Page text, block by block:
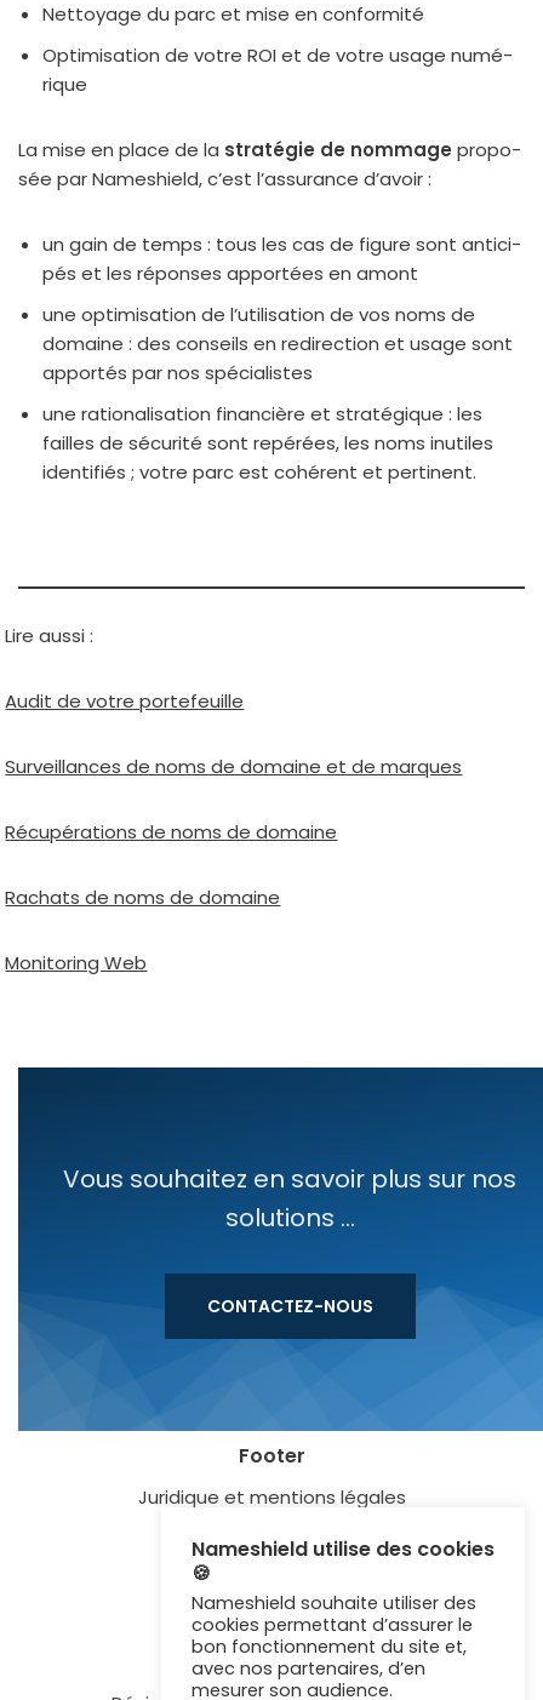
Nettoyage du parc et mise en confor­mi­té
Optimisation de votre ROI et de votre usage numé­
rique
La mise en place de la stra­té­gie de nom­mage pro­po­
sée par Nameshield, c’est l’assurance d’a­voir :
un gain de temps : tous les cas de figure sont anti­ci­
pés et les réponses appor­tées en amont
une opti­mi­sa­tion de l’utilisation de vos noms de
domaine : des conseils en redi­rec­tion et usage sont
appor­tés par nos spé­cia­listes
une ratio­na­li­sa­tion finan­cière et stra­té­gique : les
failles de sécu­ri­té sont repé­rées, les noms inutiles
iden­ti­fiés ; votre parc est cohé­rent et per­ti­nent.
Lire aus­si :
Audit de votre por­te­feuille
Surveillances de noms de domaine et de marques
Récupérations de noms de domaine
Rachats de noms de domaine
Monitoring Web
Vous souhaitez en savoir plus sur nos
solutions ...
CONTACTEZ-NOUS
Footer
Juridique et mentions légales
Blog
Certification ISO 27001
Newsletter
Nameshield utilise des cookies
🍪
Nameshield souhaite utiliser des
cookies permettant d’assurer le
bon fonctionnement du site et,
avec nos partenaires, d’en
mesurer son audience.